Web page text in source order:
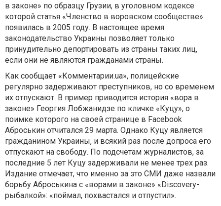
в законе» по образцу Грузии, в уголовном кодексе
которой статья «Членство в воровском сообществе»
появилась в 2005 году. В настоящее время
законодательство Украины позволяет только
принудительно депортировать из страны таких лиц,
если они не являются гражданами страны.
Как сообщает «Комментарии.ua», полицейские
регулярно задерживают преступников, но со временем
их отпускают. В пример приводится история «вора в
законе» Георгия Лобжанидзе по кличке «Куцу», о
поимке которого на своей странице в Facebook
Аброськин отчитался 29 марта. Однако Куцу является
гражданином Украины, и всякий раз после допроса его
отпускают на свободу. По подсчетам журналистов, за
последние 5 лет Куцу задерживали не менее трех раз.
Издание отмечает, что именно за это СМИ даже назвали
борьбу Аброськина с «ворами в законе» «Discovery-
рыбалкой»: «поймал, похвастался и отпустил».